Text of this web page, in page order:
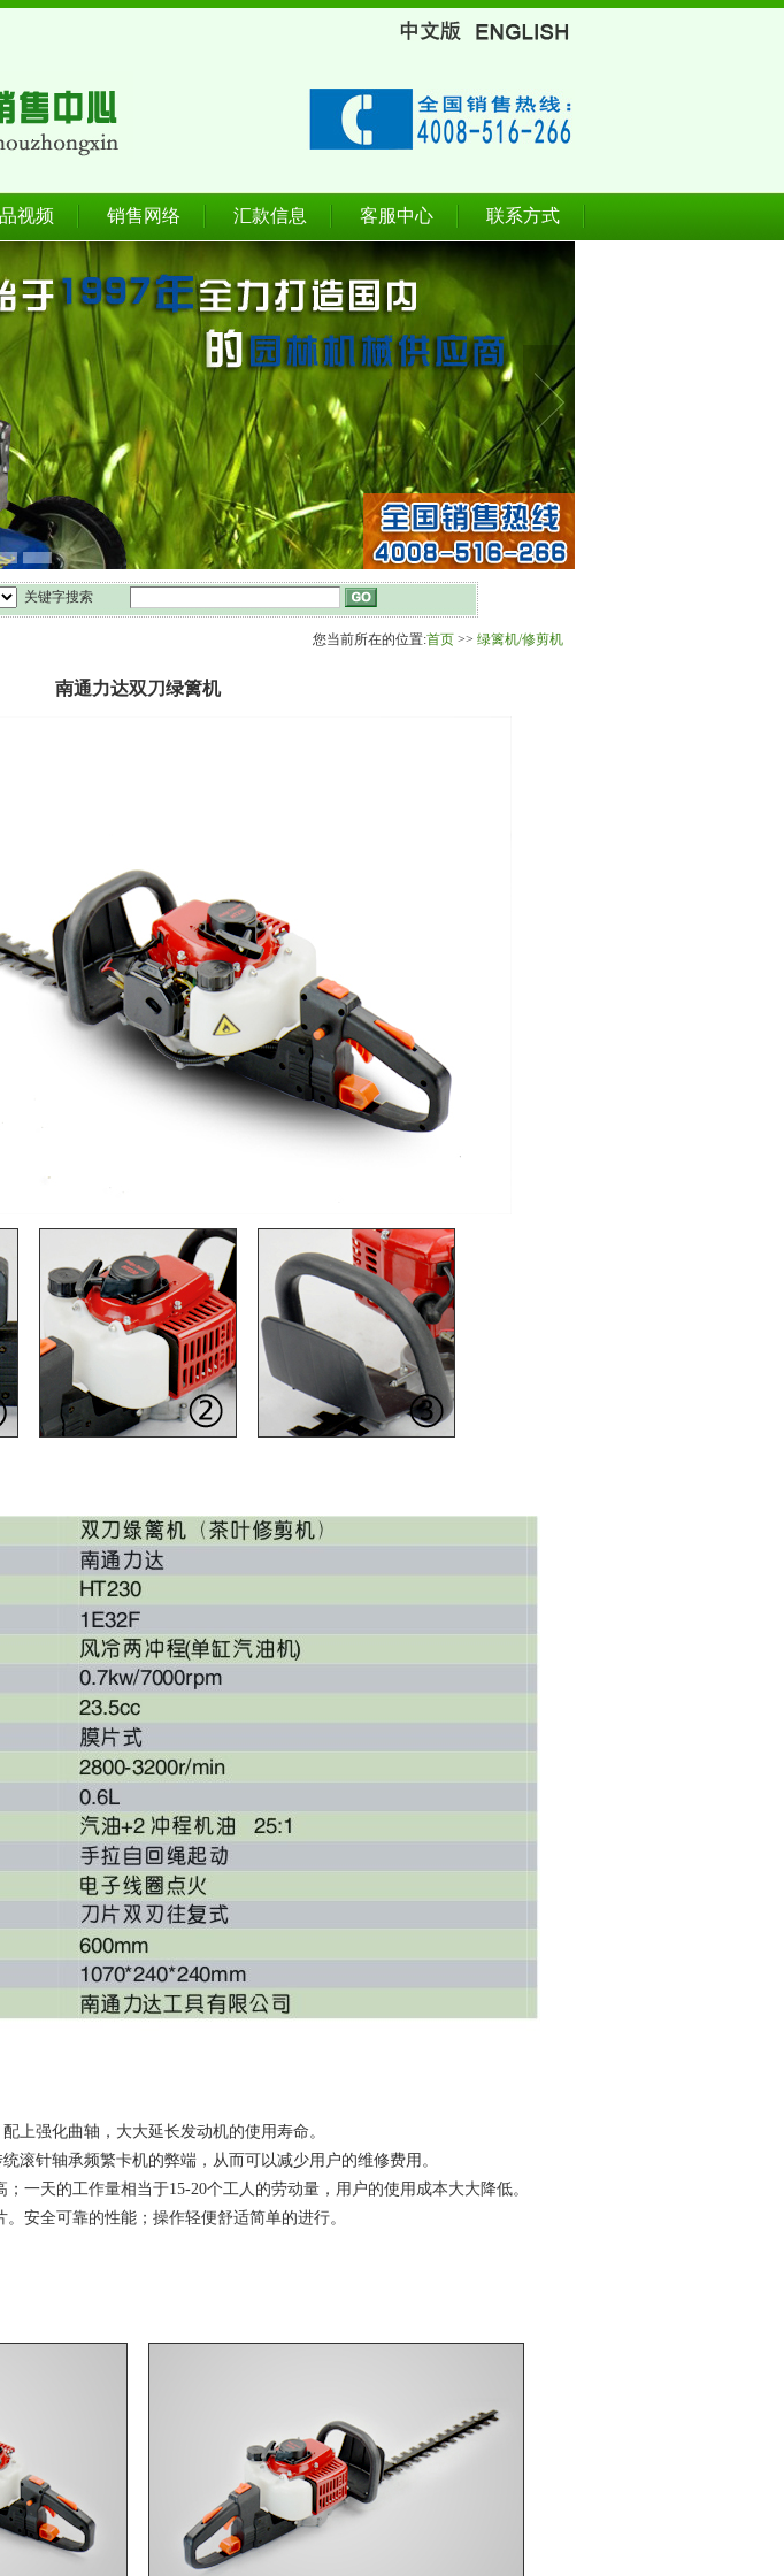
视频 销售网络 汇款信息 客服中心 联系方式
关键字搜索
您当前所在的位置:首页 >> 绿篱机/修剪机
南通力达双刀绿篱机
上强化曲轴，大大延长发动机的使用寿命。
滚针轴承频繁卡机的弊端，从而可以减少用户的维修费用。
一天的工作量相当于15-20个工人的劳动量，用户的使用成本大大降低。
安全可靠的性能；操作轻便舒适简单的进行。